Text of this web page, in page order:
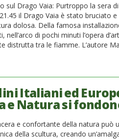
sul Drago Vaia: Purtroppo la sera
il Drago Vaia è stato bruciato
dolosa. Della famosa
nell’arco di pochi minuti l’opera
distrutta tra le fiamme. L’autore
Italiani ed
e Natura si
e confortante della natura può
della scultura, creando